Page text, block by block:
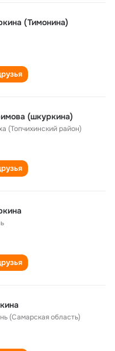
(Тимонина)
(шкуркина)
(Топчихинский район)
(Самарская область)